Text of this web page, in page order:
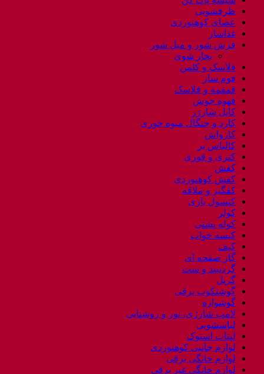
ظرفشویی
عصای کوهنوردی
غذاساز
فرش شور و مبل شور
بخار شوی
فلاسک و کلمن
فوم ساز
قمقمه و فلاسک
قهوه جوش
کابل شارژر
کارد و چنگال میوه خوری
کارواش
کالباس بر
کتری و قوری
کفش
کفش کوهنوردی
کفگیر و ملاقه
کنسول بازی
کولر
کوله پشتی
کیسه خواب
کیف
گاز صفحه ای
گردنبند و ست
گریل
گوشتکوب برقی
گوشواره
لامپ شارژی، نور و روشنایی
لباسشویی
لپتاب استوک
لوازم جانبی کوهنوردی
لوازم خانگی برقی
لوازم خانگی غیر برقی